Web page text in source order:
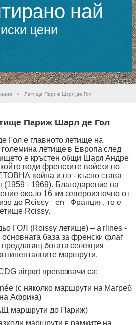
най
цени
» Летище Париж Шарл де Гол
Париж Шарл де Гол
Гол е главното летище на
летище в Европа след
е кръстен общи Шарл Андре
води френските войски по
война и по - късно става
(1959 - 1969). Благодарение на
около 16 км североизточно от
до Roissy - en - Франция, то е
Roissy.
ГОЛ (Roissy летище) – airlines -
база за френски флаг
богата селекция
маршрути.
airport превозвачи са:
(с няколко маршрути на Магреб
Африка)
маршрути до Париж)
маршрути в рамките на